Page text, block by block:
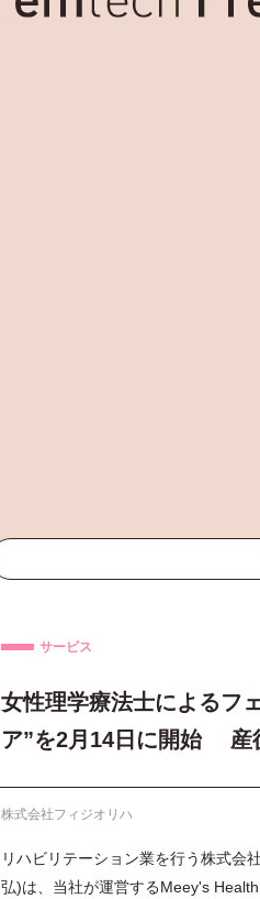
サービス
女性理学療法士によるフ
ア”を2月14日に開始 産
株式会社フィジオリハ
リハビリテーション業を行う株式会
弘)は、当社が運営するMeey's